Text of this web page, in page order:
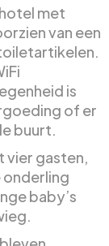
met
van een
is
of er
buurt.
vier gasten,
onderling
baby’s